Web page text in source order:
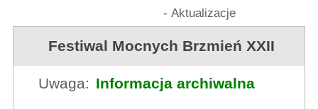
- Aktualizacje
Festiwal Mocnych Brzmień XXII
Uwaga: Informacja archiwalna